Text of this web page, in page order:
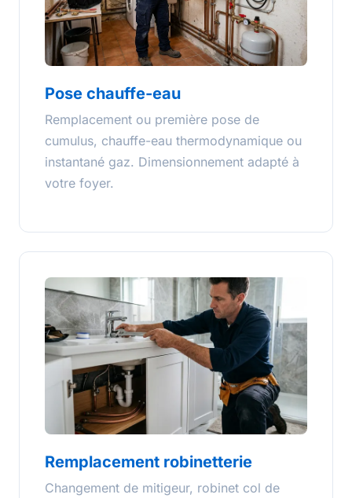
Pose chauffe-eau
Remplacement ou première pose de
cumulus, chauffe-eau thermodynamique ou
instantané gaz. Dimensionnement adapté à
votre foyer.
Remplacement robinetterie
Changement de mitigeur, robinet col de